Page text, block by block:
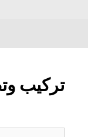
تركيب